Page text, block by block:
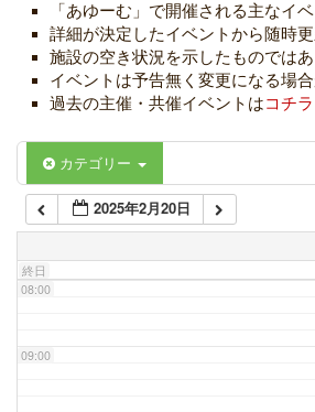
「あゆーむ」で開催される主なイ
詳細が決定したイベントから随時更
施設の空き状況を示したものではあ
イベントは予告無く変更になる場合
過去の主催・共催イベントはコチラ
カテゴリー
2025年2月20日
終日
04:00
06:00
07:00
08:00
09:00